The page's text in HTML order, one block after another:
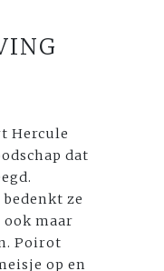
Hercule
dat
ze
maar
Poirot
op en